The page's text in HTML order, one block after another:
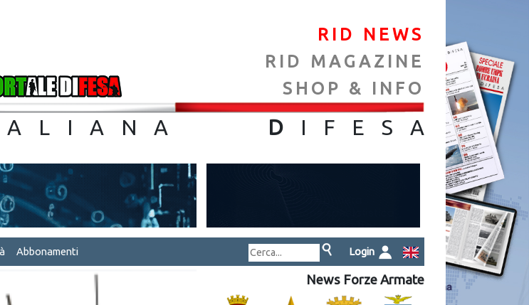
RID NEWS
RID MAGAZINE
SHOP & INFO
D IFES A
Abbonamenti Login
News Forze Armate